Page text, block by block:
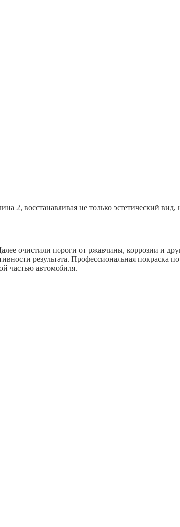
2, восстанавливая не только эстетический вид,
очистили пороги от ржавчины, коррозии и
результата. Профессиональная покраска
частью автомобиля.